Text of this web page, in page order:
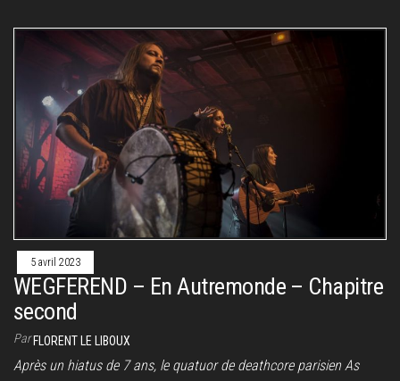
5 avril 2023
WEGFEREND – En Autremonde – Chapitre
second
ParFLORENT LE LIBOUX
Après un hiatus de 7 ans, le quatuor de deathcore parisien As